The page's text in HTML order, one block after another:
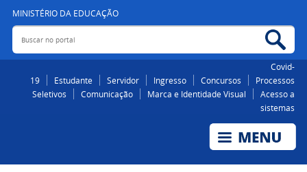
MINISTÉRIO DA EDUCAÇÃO
Buscar no portal
Covid-
19
Estudante Servidor Ingresso Concursos
Processos
Seletivos
Comunicação Marca e Identidade Visual
Acesso a
sistemas